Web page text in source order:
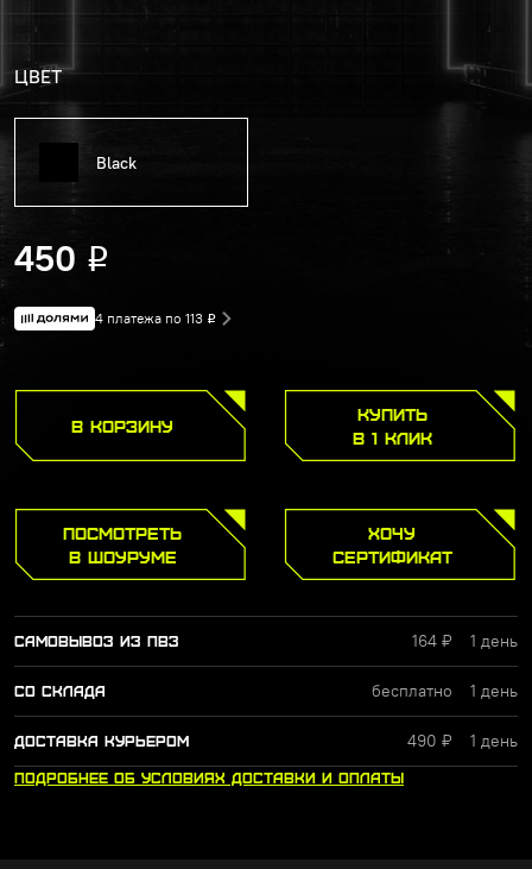
ЦВЕТ
Black
450 Р
4 платежа по 113 Р
В КОРЗИНУ
КУПИТЬ
В 1 КЛИК
ПОСМОТРЕТЬ
В ШОУРУМЕ
ХОЧУ
СЕРТИФИКАТ
САМОВЫВОЗ ИЗ ПВЗ 164 ₽ 1 день
СО СКЛАДА бесплатно 1 день
ДОСТАВКА КУРЬЕРОМ 490 ₽ 1 день
ПОДРОБНЕЕ ОБ УСЛОВИЯХ ДОСТАВКИ И ОПЛАТЫ